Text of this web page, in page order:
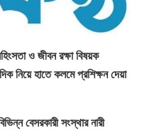
ও জীবন রক্ষা বিষয়ক
নিয়ে হাতে কলমে প্রশিক্ষন দেয়া
বেসরকারী সংস্থার নারী